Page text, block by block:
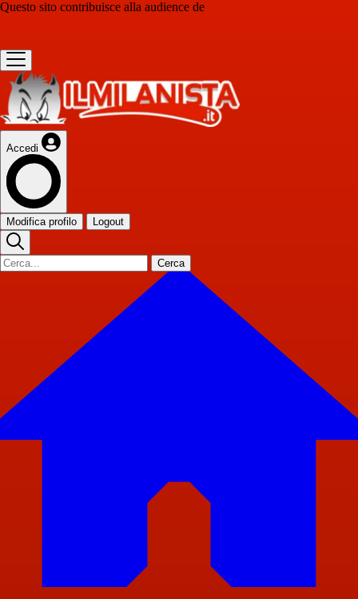
Questo sito contribuisce alla audience de
Accedi
Modifica profilo Logout
Cerca